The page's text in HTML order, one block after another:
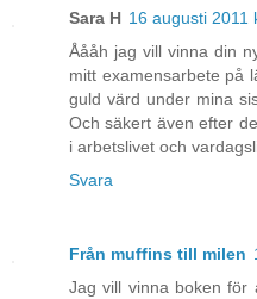
Sara H 16 augusti 2011
Åååh jag vill vinna din
mitt examensarbete på
guld värd under mina
Och säkert även efter
i arbetslivet och
Svara
Från muffins till milen
Jag vill vinna boken för